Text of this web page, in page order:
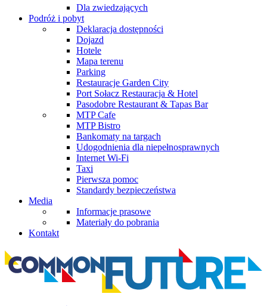
Dla zwiedzających
Podróż i pobyt
Deklaracja dostępności
Dojazd
Hotele
Mapa terenu
Parking
Restauracje Garden City
Port Sołacz Restauracja & Hotel
Pasodobre Restaurant & Tapas Bar
MTP Cafe
MTP Bistro
Bankomaty na targach
Udogodnienia dla niepełnosprawnych
Internet Wi-Fi
Taxi
Pierwsza pomoc
Standardy bezpieczeństwa
Media
Informacje prasowe
Materiały do pobrania
Kontakt